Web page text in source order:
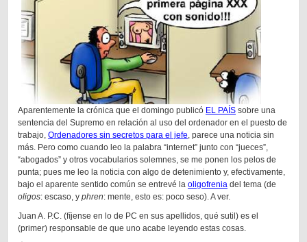
Aparentemente la crónica que el domingo publicó EL PAÍS sobre una
sentencia del Supremo en relación al uso del ordenador en el puesto de
trabajo, Ordenadores sin secretos para el jefe, parece una noticia sin
más. Pero como cuando leo la palabra “internet” junto con “jueces”,
“abogados” y otros vocabularios solemnes, se me ponen los pelos de
punta; pues me leo la noticia con algo de detenimiento y, efectivamente,
bajo el aparente sentido común se entrevé la oligofrenia del tema (de
oligos: escaso, y phren: mente, esto es: poco seso). A ver.
Juan A. P.C. (fíjense en lo de PC en sus apellidos, qué sutil) es el
(primer) responsable de que uno acabe leyendo estas cosas.